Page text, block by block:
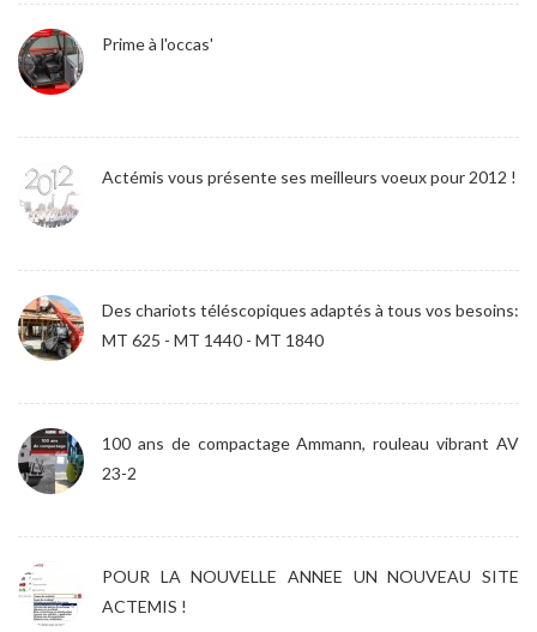
Prime à l'occas'
Actémis vous présente ses meilleurs voeux pour 2012 !
Des chariots téléscopiques adaptés à tous vos besoins:
MT 625 - MT 1440 - MT 1840
100 ans de compactage Ammann, rouleau vibrant AV
23-2
POUR LA NOUVELLE ANNEE UN NOUVEAU SITE
ACTEMIS !